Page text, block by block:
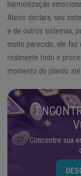
harmonização
Aleixo declara, seu
e de outros sistemas,
muito parecido, ele faz
realmente todo o
momento do plantio
Concentre sua